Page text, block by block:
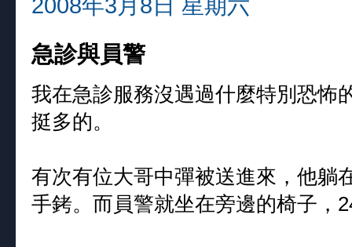
急診與員警
我在急診服務沒遇過什麼特別恐怖
挺多的。
有次有位大哥中彈被送進來，他躺
手銬。而員警就坐在旁邊的椅子，